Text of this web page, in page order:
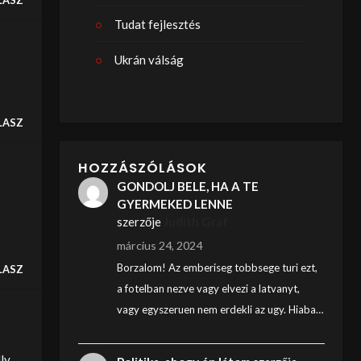
Tudat fejlesztés
Ukrán válság
HOZZÁSZÓLÁSOK
GONDOLJ BELE, HA A TE
GYERMEKED LENNE
szerzője
március 24, 2024
Borzalom! Az emberiseg tobbsege turi ezt,
a fotelban nezve vagy elvezi a latvanyt,
vagy egyszeruen nem erdekli az ugy. Hiaba…